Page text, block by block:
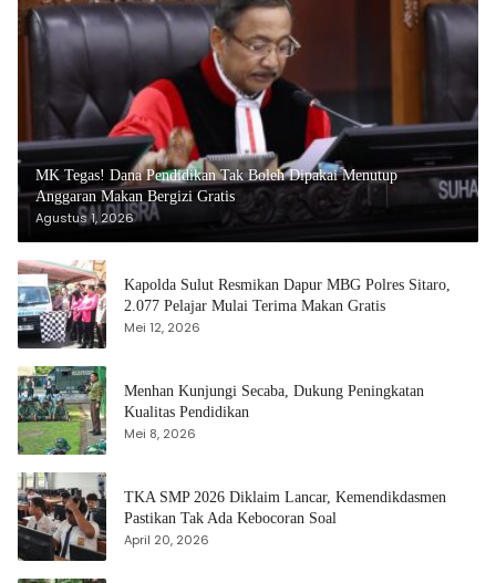
MK Tegas! Dana Pendidikan Tak Boleh Dipakai Menutup
Anggaran Makan Bergizi Gratis
Agustus 1, 2026
Kapolda Sulut Resmikan Dapur MBG Polres Sitaro,
2.077 Pelajar Mulai Terima Makan Gratis
Mei 12, 2026
Menhan Kunjungi Secaba, Dukung Peningkatan
Kualitas Pendidikan
Mei 8, 2026
TKA SMP 2026 Diklaim Lancar, Kemendikdasmen
Pastikan Tak Ada Kebocoran Soal
April 20, 2026